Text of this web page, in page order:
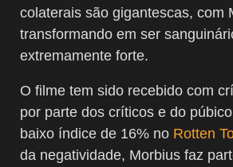
colaterais são gigantescas, com
transformando em ser
extremamente forte.
O filme tem sido recebido com
por parte dos críticos e do
baixo índice de 16% no Rotten
da negatividade, Morbius faz